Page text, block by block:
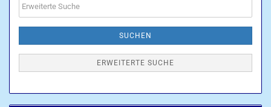
Suche
SUCHEN
ERWEITERTE SUCHE